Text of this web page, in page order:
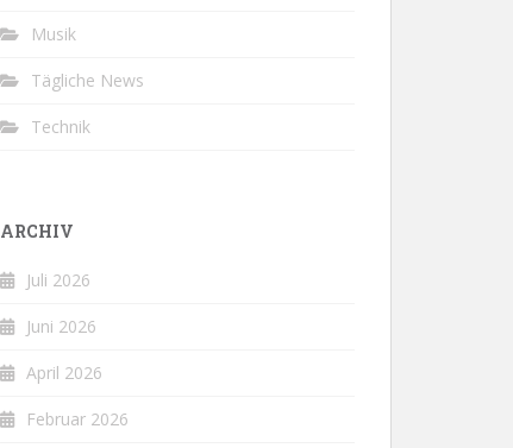
Musik
Tägliche News
Technik
ARCHIV
Juli 2026
Juni 2026
April 2026
Februar 2026